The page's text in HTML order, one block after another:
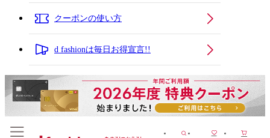
クーポンの使い方
d fashionは毎日お得宣言!!